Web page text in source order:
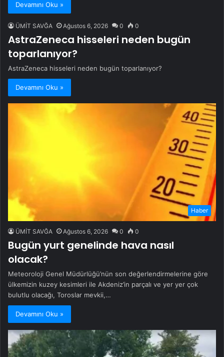
Devamını Oku »
ÜMİT SAVĞA Ağustos 6, 2026 0 0
AstraZeneca hisseleri neden bugün
toparlanıyor?
AstraZeneca hisseleri neden bugün toparlanıyor?
Devamını Oku »
Haber
ÜMİT SAVĞA Ağustos 6, 2026 0 0
Bugün yurt genelinde hava nasıl
olacak?
Meteoroloji Genel Müdürlüğü’nün son değerlendirmelerine göre
ülkemizin kuzey kesimleri ile Akdeniz’in parçalı ve yer yer çok
bulutlu olacağı, Toroslar mevkii,…
Devamını Oku »